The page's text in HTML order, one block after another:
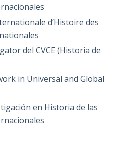
d’Histoire des
del CVCE (Historia de
in Universal and Global
en Historia de las